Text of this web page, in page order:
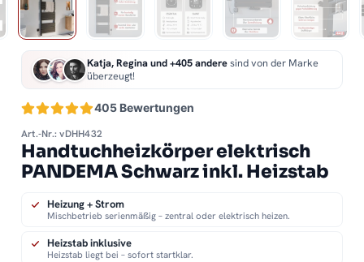
405 Bewertungen
Katja, Regina und +405 anderesind von der Marke
überzeugt!
Art.-Nr.: vDHH432
Handtuchheizkörper elektrisch
PANDEMA Schwarz inkl. Heizstab
Heizung + Strom
Mischbetrieb serienmäßig – zentral oder elektrisch heizen.
Heizstab inklusive
Heizstab liegt bei – sofort startklar.